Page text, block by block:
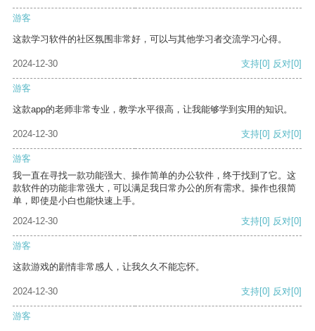
游客
这款学习软件的社区氛围非常好，可以与其他学习者交流学习心得。
2024-12-30 支持[0] 反对[0]
游客
这款app的老师非常专业，教学水平很高，让我能够学到实用的知识。
2024-12-30 支持[0] 反对[0]
游客
我一直在寻找一款功能强大、操作简单的办公软件，终于找到了它。这
款软件的功能非常强大，可以满足我日常办公的所有需求。操作也很简
单，即使是小白也能快速上手。
2024-12-30
支持[0] 反对[0]
游客
这款游戏的剧情非常感人，让我久久不能忘怀。
2024-12-30 支持[0] 反对[0]
游客